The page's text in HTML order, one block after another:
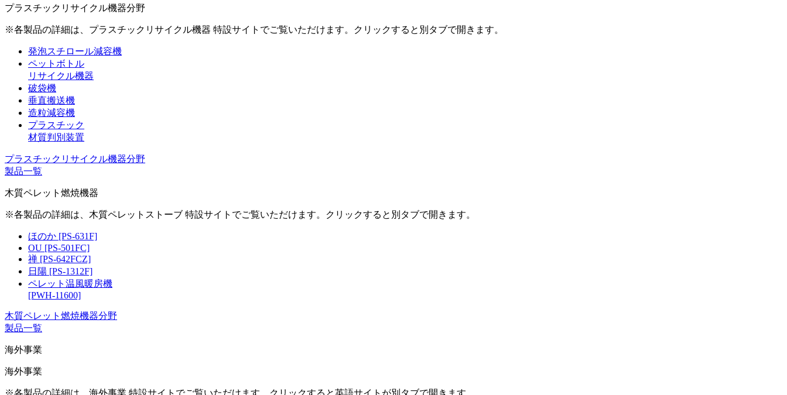
プラスチックリサイクル機器分野
※各製品の詳細は、プラスチックリサイクル機器 特設サイトでご覧いただけます。クリックすると別タブで開きます。
発泡スチロール減容機
ペットボトル
リサイクル機器
破袋機
垂直搬送機
造粒減容機
プラスチック
材質判別装置
プラスチックリサイクル機器分野
製品一覧
木質ペレット燃焼機器
※各製品の詳細は、木質ペレットストーブ 特設サイトでご覧いただけます。クリックすると別タブで開きます。
ほのか [PS-631F]
OU [PS-501FC]
禅 [PS-642FCZ]
日陽 [PS-1312F]
ペレット温風暖房機
[PWH-11600]
木質ペレット燃焼機器分野
製品一覧
海外事業
海外事業
※各製品の詳細は、海外事業 特設サイトでご覧いただけます。クリックすると英語サイトが別タブで開きます。